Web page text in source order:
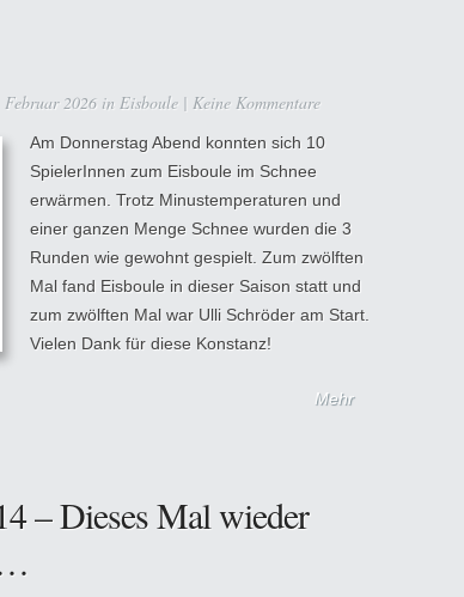
2026 in Eisboule | Keine Kommentare
Am Donnerstag Abend konnten sich 10
SpielerInnen zum Eisboule im Schnee
erwärmen. Trotz Minustemperaturen und
einer ganzen Menge Schnee wurden die 3
Runden wie gewohnt gespielt. Zum zwölften
Mal fand Eisboule in dieser Saison statt und
zum zwölften Mal war Ulli Schröder am Start.
Vielen Dank für diese Konstanz!
Mehr
– Dieses Mal wieder